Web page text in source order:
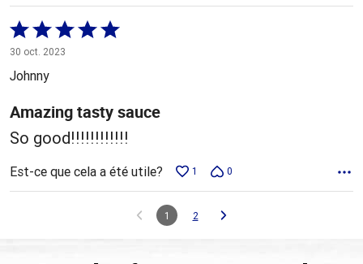
Coté
5 sur
5
30 oct. 2023
Johnny
Amazing tasty sauce
So good!!!!!!!!!!!!
Est-ce que cela a été utile? 1 0
1 2